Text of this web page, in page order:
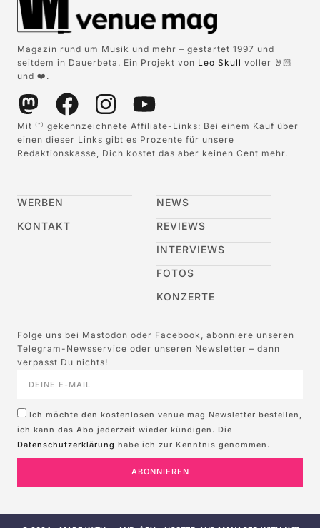
Magazin rund um Musik und mehr – gestartet 1997 und
seitdem in Dauerbeta. Ein Projekt von Leo Skull voller 🤘🏻
und ❤️.
Mit (*)
gekennzeichnete Affiliate-Links: Bei einem Kauf über
einen dieser Links gibt es Prozente für unsere
Redaktionskasse, Dich kostet das aber keinen Cent mehr.
WERBEN
KONTAKT
NEWS
REVIEWS
INTERVIEWS
FOTOS
KONZERTE
Folge uns bei Mastodon oder Facebook, abonniere unseren
Telegram-Newsservice oder unseren Newsletter – dann
verpasst Du nichts!
Ich möchte den kostenlosen venue mag Newsletter bestellen,
ich kann das Abo jederzeit wieder kündigen. Die
Datenschutzerklärung habe ich zur Kenntnis genommen.
ABONNIEREN